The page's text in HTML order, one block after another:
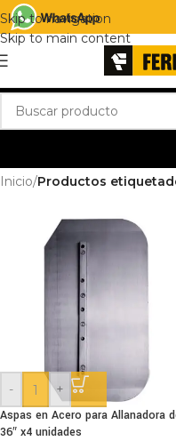
Skip to navigation
Skip to main content
Inicio/Productos
-
+
Aspas en Acero para Allanadora
36″ x4 unidades